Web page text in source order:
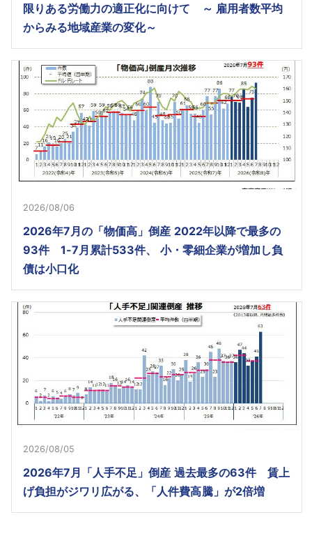
限りある労働力の適正化に向けて ～ 雇用者数平均
からみる地域産業の変化～
2026/08/06
2026年7月の「物価高」倒産 2022年以降で最多の
93件 1-7月累計533件、 小・零細企業が増加し負
債は小口化
2026/08/05
2026年7月「人手不足」倒産 過去最多の63件 賃上
げ負担がジワリ広がる、「人件費高騰」が2倍増